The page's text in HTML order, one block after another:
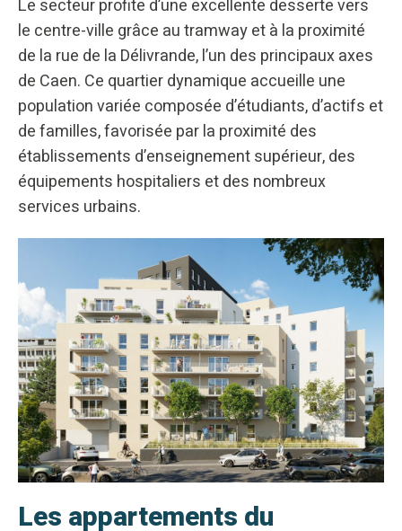
Le secteur profite d’une excellente desserte vers
le centre-ville grâce au tramway et à la proximité
de la rue de la Délivrande, l’un des principaux axes
de Caen. Ce quartier dynamique accueille une
population variée composée d’étudiants, d’actifs et
de familles, favorisée par la proximité des
établissements d’enseignement supérieur, des
équipements hospitaliers et des nombreux
services urbains.
Les appartements du